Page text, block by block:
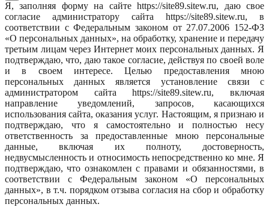
Я, заполняя форму на сайте https://site89.sitew.ru, даю свое
согласие администратору сайта https://site89.sitew.ru, в
соответствии с Федеральным законом от 27.07.2006 152-ФЗ
«О персональных данных», на обработку, хранение и передачу
третьим лицам через Интернет моих персональных данных. Я
подтверждаю, что, даю такое согласие, действуя по своей воле
и в своем интересе. Целью предоставления мною
персональных данных является установление связи с
администратором сайта https://site89.sitew.ru, включая
направление уведомлений, запросов, касающихся
использования сайта, оказания услуг. Настоящим, я признаю и
подтверждаю, что я самостоятельно и полностью несу
ответственность за предоставленные мною персональные
данные, включая их полноту, достоверность,
недвусмысленность и относимость непосредственно ко мне. Я
подтверждаю, что ознакомлен с правами и обязанностями, в
соответствии с Федеральным законом «О персональных
данных», в т.ч. порядком отзыва согласия на сбор и обработку
персональных данных.